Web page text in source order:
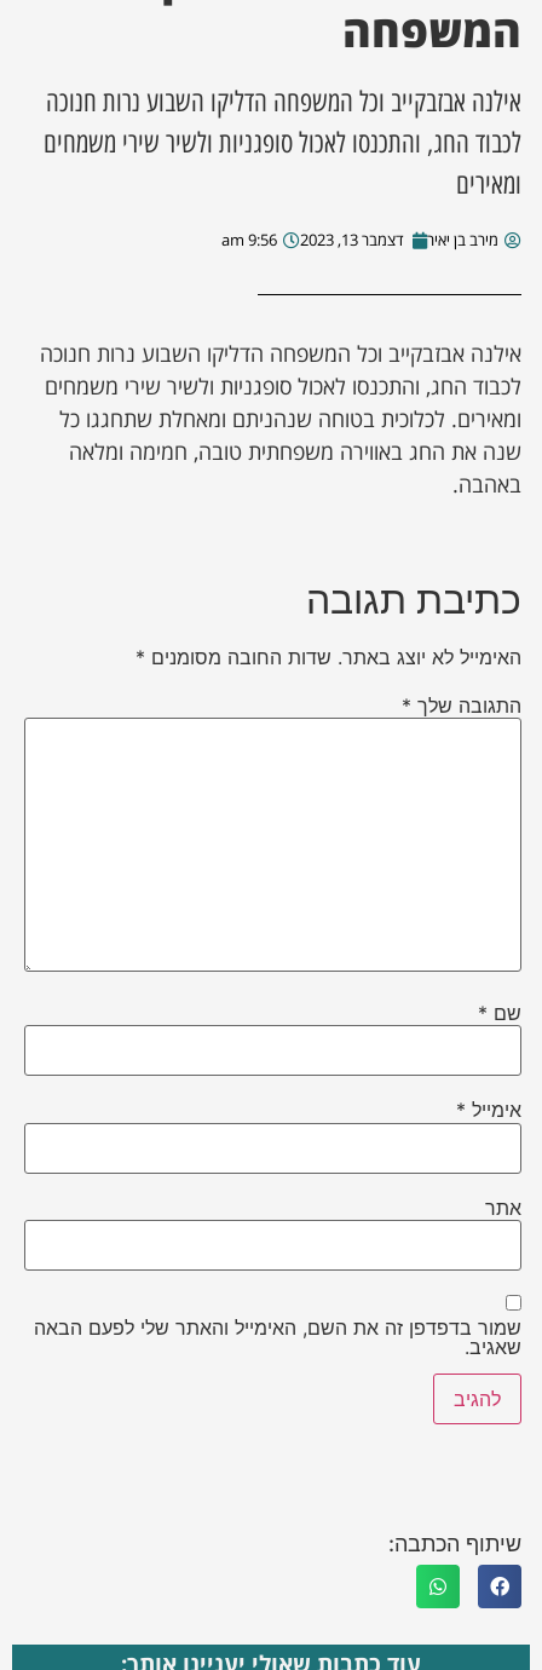
מסע מלחמה
השבוע
מקומית
המשפחה
אילנה אבזבקייב וכל המשפחה הדליקו השבוע נרות חנוכה
לכבוד החג, והתכנסו לאכול סופגניות ולשיר שירי משמחים
ומאירים
מירב בן יאיר דצמבר 13, 2023 9:56 am
אילנה אבזבקייב וכל המשפחה הדליקו השבוע נרות חנוכה
לכבוד החג, והתכנסו לאכול סופגניות ולשיר שירי משמחים
ומאירים. לכלוכית בטוחה שנהניתם ומאחלת שתחגגו כל
שנה את החג באווירה משפחתית טובה, חמימה ומלאה
באהבה.
כתיבת תגובה
האימייל לא יוצג באתר. שדות החובה מסומנים *
התגובה שלך *
שם *
אימייל *
אתר
שמור בדפדפן זה את השם, האימייל והאתר שלי לפעם הבאה
שאגיב.
שיתוף הכתבה: